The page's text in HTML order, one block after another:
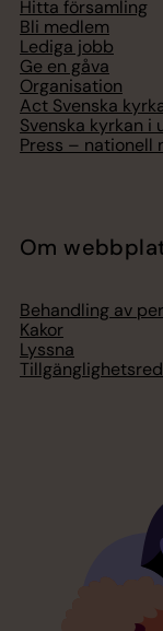
Hitta församling
Bli medlem
Lediga jobb
Ge en gåva
Organisation
Act Svenska
Svenska kyrkan i
Press – nationell
Om
Behandling av
Kakor
Lyssna